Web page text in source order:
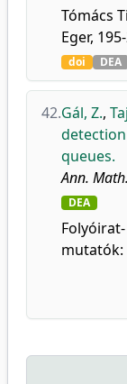
Tómács
Eger,
doi DEA
42.Gál, Z.,
queues.
Ann.
DEA
Folyóirat-
mutatók: